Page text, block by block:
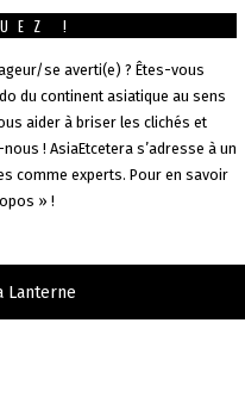
!
se averti(e) ? Êtes-vous
du continent asiatique au sens
aider à briser les clichés et
! AsiaEtcetera s’adresse à un
comme experts. Pour en savoir
» !
Lanterne